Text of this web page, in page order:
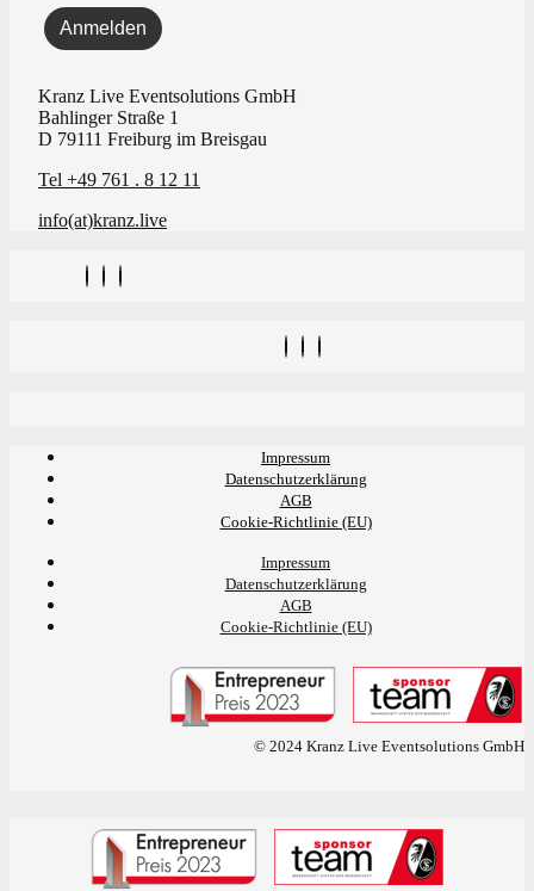
Kranz Live Eventsolutions GmbH
Bahlinger Straße 1
D 79111 Freiburg im Breisgau
Tel +49 761 . 8 12 11
info(at)kranz.live
Impressum
Datenschutzerklärung
AGB
Cookie-Richtlinie (EU)
Impressum
Datenschutzerklärung
AGB
Cookie-Richtlinie (EU)
© 2024 Kranz Live Eventsolutions GmbH